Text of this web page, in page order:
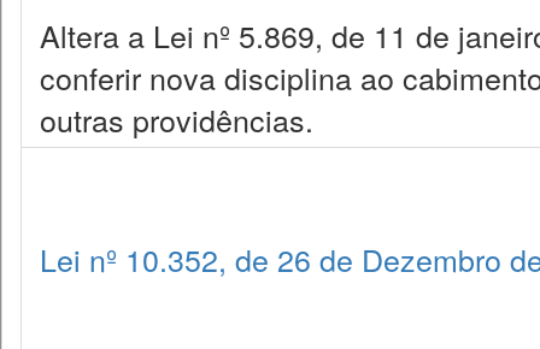
Altera a Lei nº 5.869, de 11 de
conferir nova disciplina ao
outras providências.
Lei nº 10.352, de 26 de Dezembro